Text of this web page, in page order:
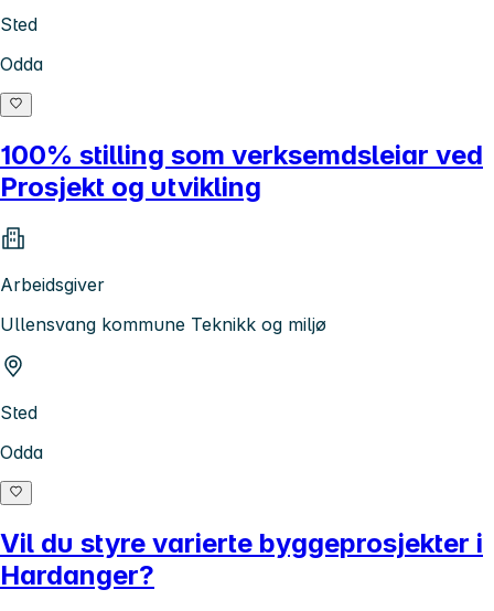
Sted
Odda
100% stilling som verksemdsleiar ved
Prosjekt og utvikling
Arbeidsgiver
Ullensvang kommune Teknikk og miljø
Sted
Odda
Vil du styre varierte byggeprosjekter i
Hardanger?